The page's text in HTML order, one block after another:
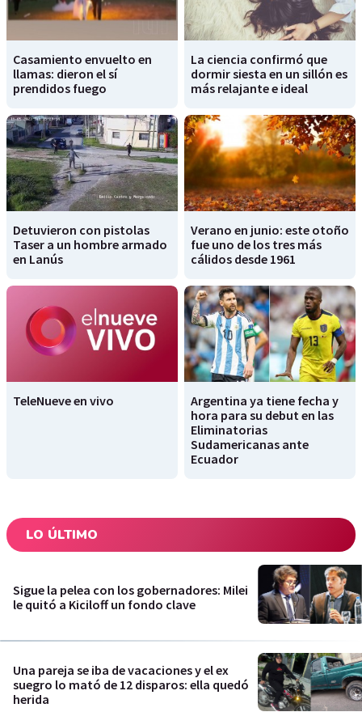
Casamiento envuelto en
llamas: dieron el sí
prendidos fuego
La ciencia confirmó que
dormir siesta en un sillón es
más relajante e ideal
Detuvieron con pistolas
Taser a un hombre armado
en Lanús
Verano en junio: este otoño
fue uno de los tres más
cálidos desde 1961
TeleNueve en vivo
Argentina ya tiene fecha y
hora para su debut en las
Eliminatorias
Sudamericanas ante
Ecuador
LO ÚLTIMO
Sigue la pelea con los gobernadores: Milei
le quitó a Kiciloff un fondo clave
Una pareja se iba de vacaciones y el ex
suegro lo mató de 12 disparos: ella quedó
herida